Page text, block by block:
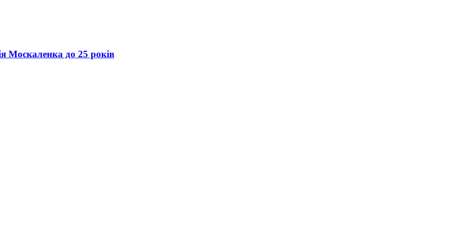
Москаленка до 25 років